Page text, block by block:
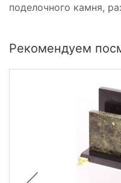
поделочного камня,
Рекомендуем